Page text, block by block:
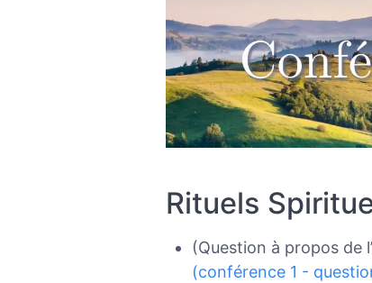
Rituels
(Question à propos de
(conférence 1 -